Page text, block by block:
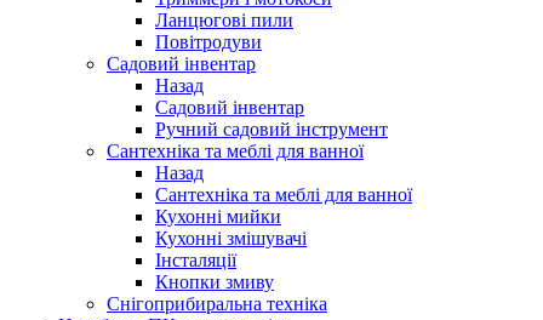
Ланцюгові пили
Повітродуви
Садовий інвентар
Назад
Садовий інвентар
Ручний садовий інструмент
Сантехніка та меблі для ванної
Назад
Сантехніка та меблі для ванної
Кухонні мийки
Кухонні змішувачі
Інсталяції
Кнопки змиву
Снігоприбиральна техніка